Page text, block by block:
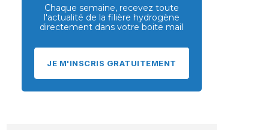
Chaque semaine, recevez toute
l'actualité de la filière hydrogène
directement dans votre boite mail
JE M'INSCRIS GRATUITEMENT